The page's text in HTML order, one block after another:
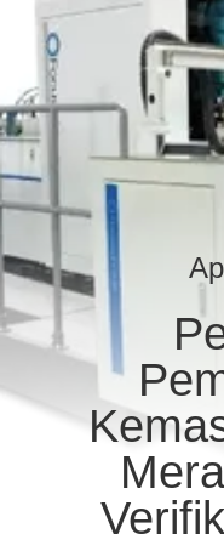
KAMI
TUR
PABRIK
KONTROL
KUALITAS
HUBUNGI
BERITA
PERMINTAAN